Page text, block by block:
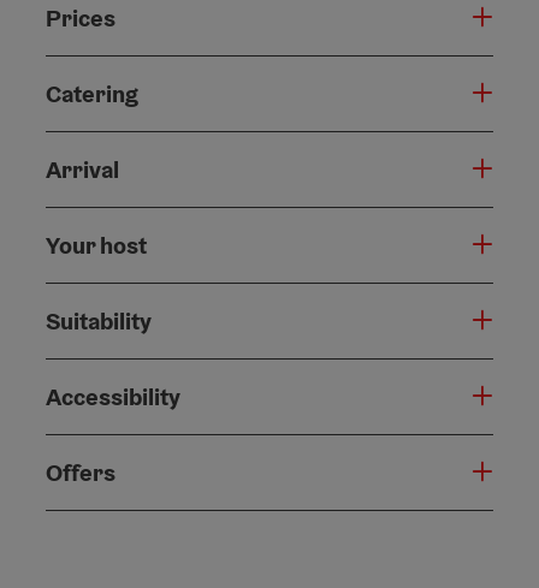
Prices
Catering
Arrival
Your host
Suitability
Accessibility
Offers